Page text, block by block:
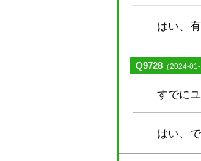
はい、
Q9728 （2024-01-
すでに
はい、